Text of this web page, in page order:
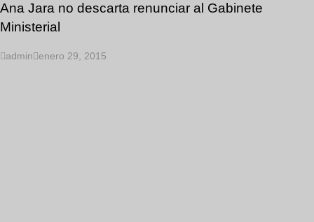
Ana Jara no descarta renunciar al Gabinete
Ministerial
admin enero 29, 2015